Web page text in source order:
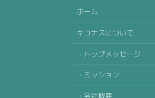
ホーム
キコナスについて
・トップメッセージ
・ミッション
・会社概要